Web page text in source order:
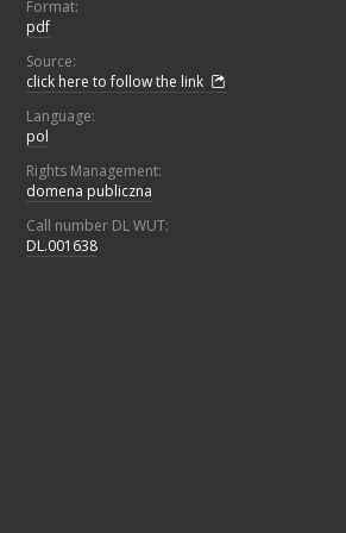
Format:
pdf
Source:
click here to follow the link
Language:
pol
Rights Management:
domena publiczna
Call number DL WUT:
DL.001638